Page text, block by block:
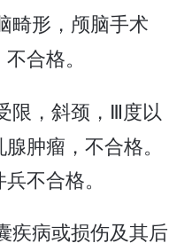
畸形，颅脑手术
合格。
限，斜颈，Ⅲ度以
肿瘤，不合格。
不合格。
疾病或损伤及其后